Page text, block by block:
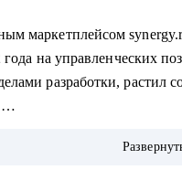
маркетплейсом
на управленческих
разработки, растил
продуктах: DAU (до